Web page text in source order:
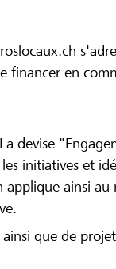
en
devise
initiatives et
ainsi au
que de